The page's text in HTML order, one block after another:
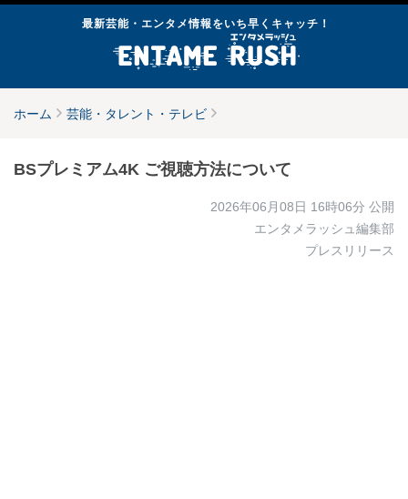
最新芸能・エンタメ情報をいち早くキャッチ！
ホーム 芸能・タレント・テレビ
BSプレミアム4K ご視聴方法について
2026年06月08日 16時06分 公開
エンタメラッシュ編集部
プレスリリース